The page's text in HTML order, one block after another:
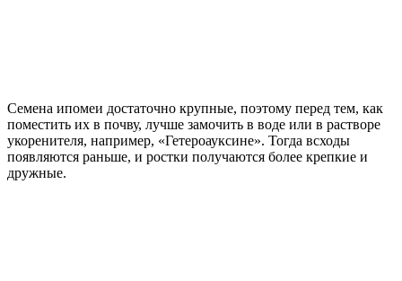
Семена ипомеи достаточно крупные, поэтому перед тем, как
поместить их в почву, лучше замочить в воде или в растворе
укоренителя, например, «Гетероауксине». Тогда всходы
появляются раньше, и ростки получаются более крепкие и
дружные.